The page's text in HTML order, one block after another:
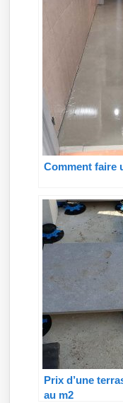
Comment faire
Prix d’une
au m2